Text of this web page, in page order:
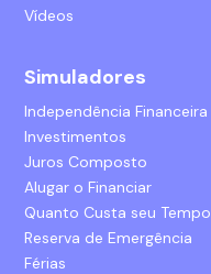
Vídeos
Simuladores
Independência Financeira
Investimentos
Juros Composto
Alugar o Financiar
Quanto Custa seu Tempo
Reserva de Emergência
Férias